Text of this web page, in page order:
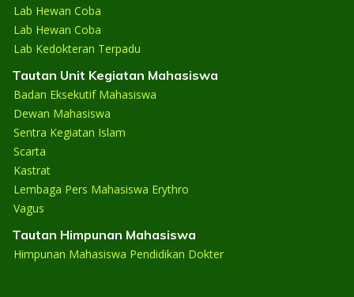
Lab Hewan Coba
Lab Hewan Coba
Lab Kedokteran Terpadu
Tautan Unit Kegiatan Mahasiswa
Badan Eksekutif Mahasiswa
Dewan Mahasiswa
Sentra Kegiatan Islam
Scarta
Kastrat
Lembaga Pers Mahasiswa Erythro
Vagus
Tautan Himpunan Mahasiswa
Himpunan Mahasiswa Pendidikan Dokter